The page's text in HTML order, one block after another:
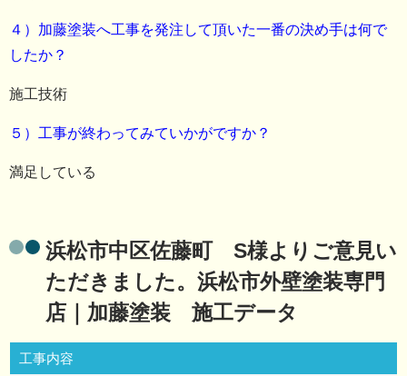
４）加藤塗装へ工事を発注して頂いた一番の決め手は何で
したか？
施工技術
５）工事が終わってみていかがですか？
満足している
浜松市中区佐藤町 S様よりご意見い
ただきました。浜松市外壁塗装専門
店｜加藤塗装 施工データ
工事内容